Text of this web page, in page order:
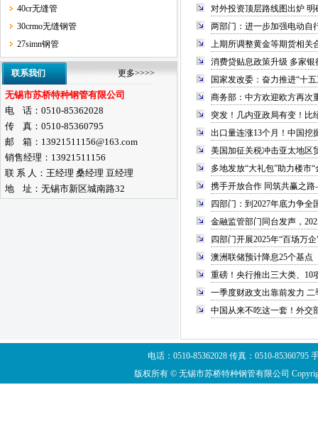
40cr无缝管
30crmo无缝钢管
27simn钢管
联系我们 更多>>>>
无锡市苏桥特种钢管有限公司
电 话：0510-85362028
传 真：0510-85360795
邮 箱：13921511156@163.com
销售经理：13921511156
联 系 人：王经理 桑经理 豆经理
地 址：无锡市新区城南路32
对外投资顶层路线图出炉 明
两部门：进一步加强电动自
上期所调整黄金等期货相关
消费贷贴息政策升级 多家银
国家发改委：奋力推进“十
商务部：中方欢迎欧方再次
突发！几内亚政局有变！比
出口量连涨13个月！中国挖
美国加征关税冲击亚太地区
多地发放“大礼包”助力楼市“
携手开放合作 同筑共赢之
四部门：到2027年底力争
金融监管部门同台发声，
四部门开展2025年“百场万
澳洲联储预计降息25个基点
重磅！央行推出三大类、10
一季度财政支出靠前发力
中国从来不吃这一套！外交
电话：0510-85362028 传真：0510-
版权所有 © 无锡市苏桥特种钢管有限公司